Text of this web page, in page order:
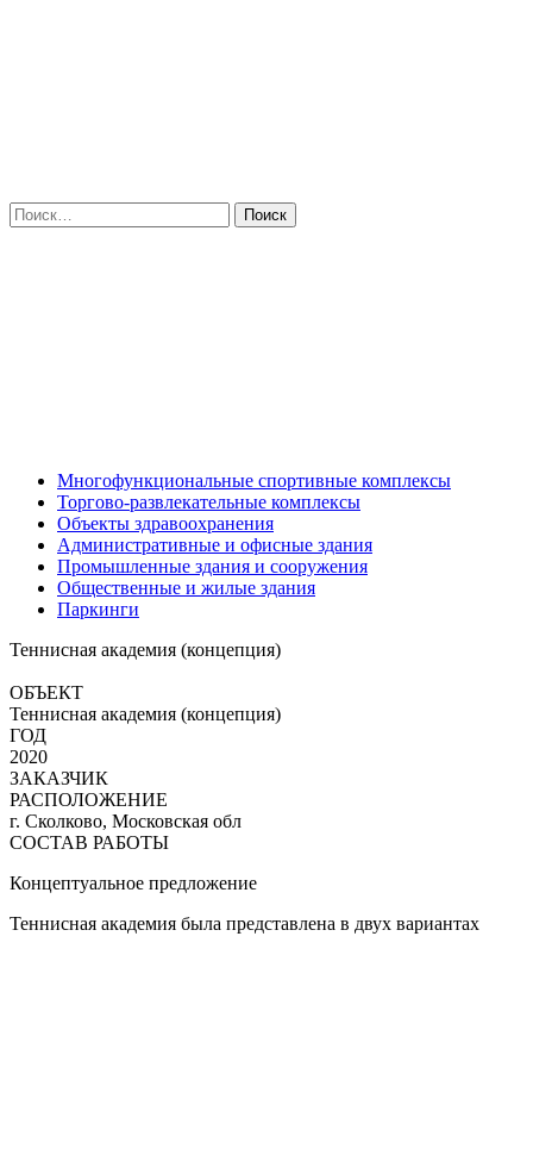
Найти:
Многофункциональные спортивные комплексы
Торгово-развлекательные комплексы
Объекты здравоохранения
Административные и офисные здания
Промышленные здания и сооружения
Общественные и жилые здания
Паркинги
Теннисная академия (концепция)
ОБЪЕКТ
Теннисная академия (концепция)
ГОД
2020
ЗАКАЗЧИК
РАСПОЛОЖЕНИЕ
г. Сколково, Московская обл
СОСТАВ РАБОТЫ
Концептуальное предложение
Теннисная академия была представлена в двух вариантах